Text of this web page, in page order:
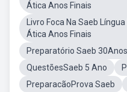
Ática Anos Finais
Livro Foca Na Saeb
Ática Anos Finais
Preparatório Saeb
QuestõesSaeb 5 Ano
PreparacãoProva Saeb